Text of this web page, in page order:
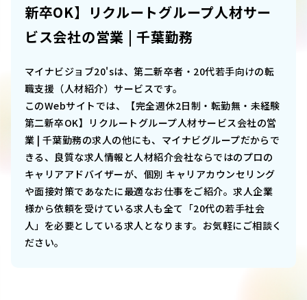
新卒OK】リクルートグループ人材サー
ビス会社の営業 | 千葉勤務
マイナビジョブ20'sは、第二新卒者・20代若手向けの転
職支援（人材紹介）サービスです。
このWebサイトでは、
【完全週休2日制・転勤無・未経験
第二新卒OK】リクルートグループ人材サービス会社の営
業 | 千葉勤務の求人の他にも、マイナビグループだからで
きる、良質な求人情報と人材紹介会社ならではのプロの
キャリアアドバイザーが、個別 キャリアカウンセリング
や面接対策であなたに最適なお仕事をご紹介。求人企業
様から依頼を受けている求人も全て「20代の若手社会
人」を必要としている求人となります。お気軽にご相談く
ださい。